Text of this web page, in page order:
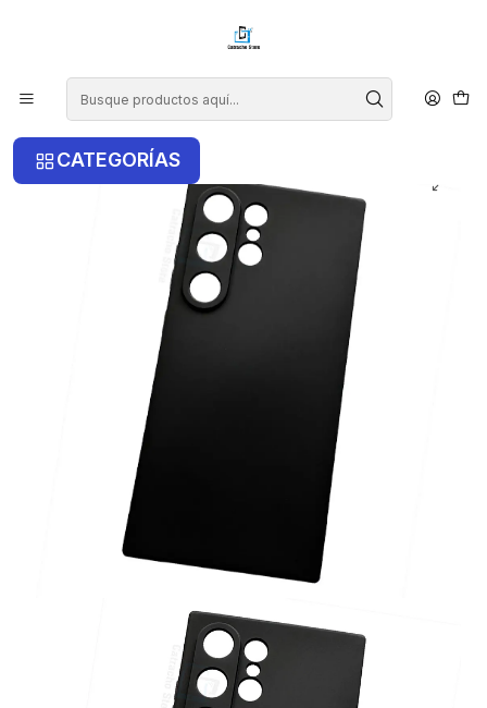
CATEGORÍAS
Inicio Samsung
Samsung S24 Ultra
Carcasa De Silicona Para Samsung S24 Ultra